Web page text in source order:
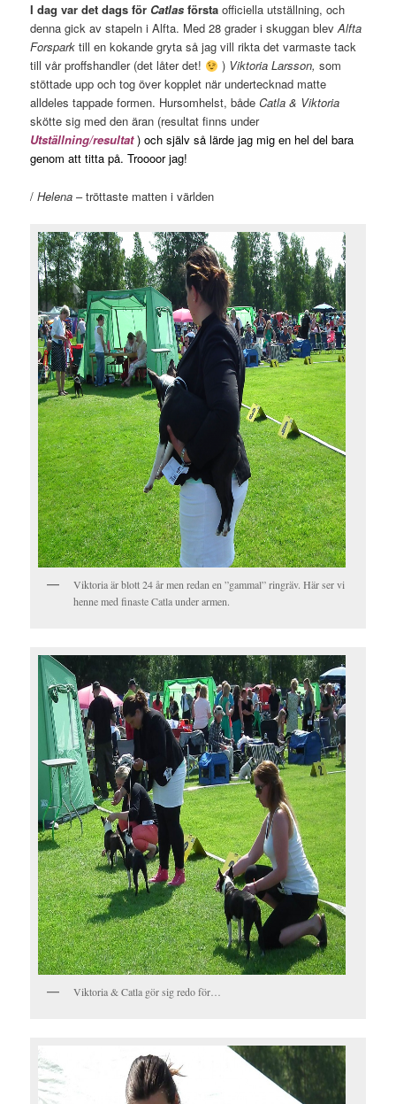
I dag var det dags för Catlas första officiella utställning, och
denna gick av stapeln i Alfta. Med 28 grader i skuggan blevAlfta
Forspark till en kokande gryta så jag vill rikta det varmaste tack
till vår proffshandler (det låter det!
) Viktoria Larsson, som
stöttade upp och tog över kopplet när undertecknad matte
alldeles tappade formen. Hursomhelst, bådeCatla & Viktoria
skötte sig med den äran (resultat finns under
Utställning/resultat ) och själv så lärde jag mig en hel del bara
genom att titta på. Troooor jag!
/Helena – tröttaste matten i världen
Viktoria är blott 24 år men redan en ”gammal” ringräv. Här ser vi
henne med finaste Catla under armen.
Viktoria & Catla gör sig redo för…